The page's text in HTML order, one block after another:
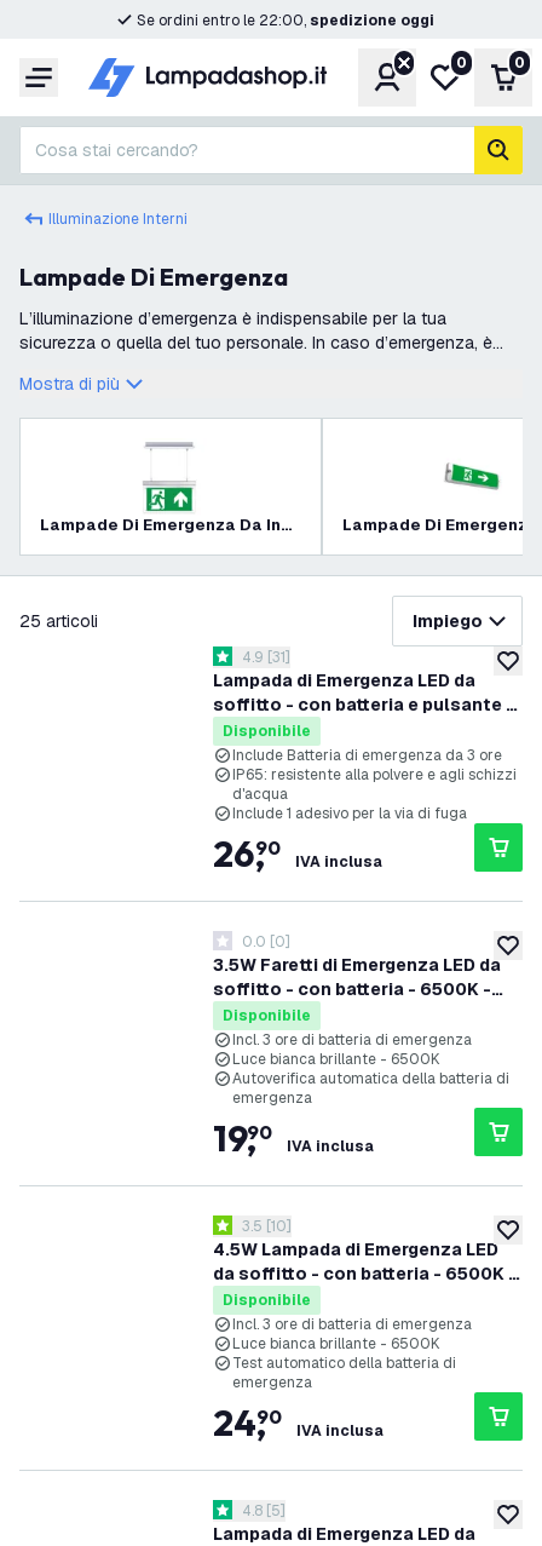
Se ordini entro le 22:00, spedizione oggi
Menu Account
Lista
0 0
Cosa stai cercando?
Illuminazione Interni
Lampade Di Emergenza
L’illuminazione d’emergenza è indispensabile per la tua
sicurezza o quella del tuo personale. In caso d’emergenza, è
tutta sicurezza.
Mostra di più
Lampade Di Emergenza Da Incasso
25 articoli Impiego
Lampada di Emergenza LED da
soffitto - con batteria e pulsante di
prova - IP65 - 3.5W
apri il cassetto delle recensioni
4.9 stelle di valutazione
4.9 [31]
Disponibile
Include Batteria di emergenza da 3 ore
IP65: resistente alla polvere e agli schizzi
d'acqua
Include 1 adesivo per la via di fuga
26,
90
IVA inclusa
3.5W Faretti di Emergenza LED da
soffitto - con batteria - 6500K -
Montaggio a soffitto/Montaggio a
parete
0 stelle di valutazione
0.0 [0]
Disponibile
Incl. 3 ore di batteria di emergenza
Luce bianca brillante - 6500K
Autoverifica automatica della batteria di
emergenza
19,
90
IVA inclusa
4.5W Lampada di Emergenza LED
da soffitto - con batteria - 6500K -
Montaggio a soffitto
apri il cassetto delle recensioni
3.5 stelle di valutazione
3.5 [10]
Disponibile
Incl. 3 ore di batteria di emergenza
Luce bianca brillante - 6500K
Test automatico della batteria di
emergenza
24,
90
IVA inclusa
Lampada di Emergenza LED da
apri il cassetto delle recensioni
4.8 stelle di valutazione
4.8 [5]
filtra